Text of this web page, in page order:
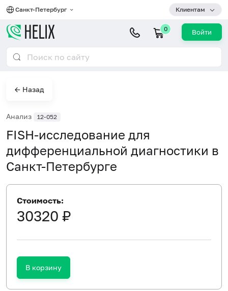
Санкт-Петербург Клиентам
0 Войти
← Назад
Анализ 12-052
FISH-исследование для
дифференциальной диагностики в
Санкт-Петербурге
Стоимость:
30320 ₽
В корзину